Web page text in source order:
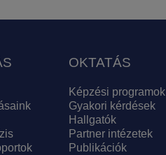
OKTATÁS
Képzési programok
Gyakori kérdések
Hallgatók
Partner intézetek
Publikációk